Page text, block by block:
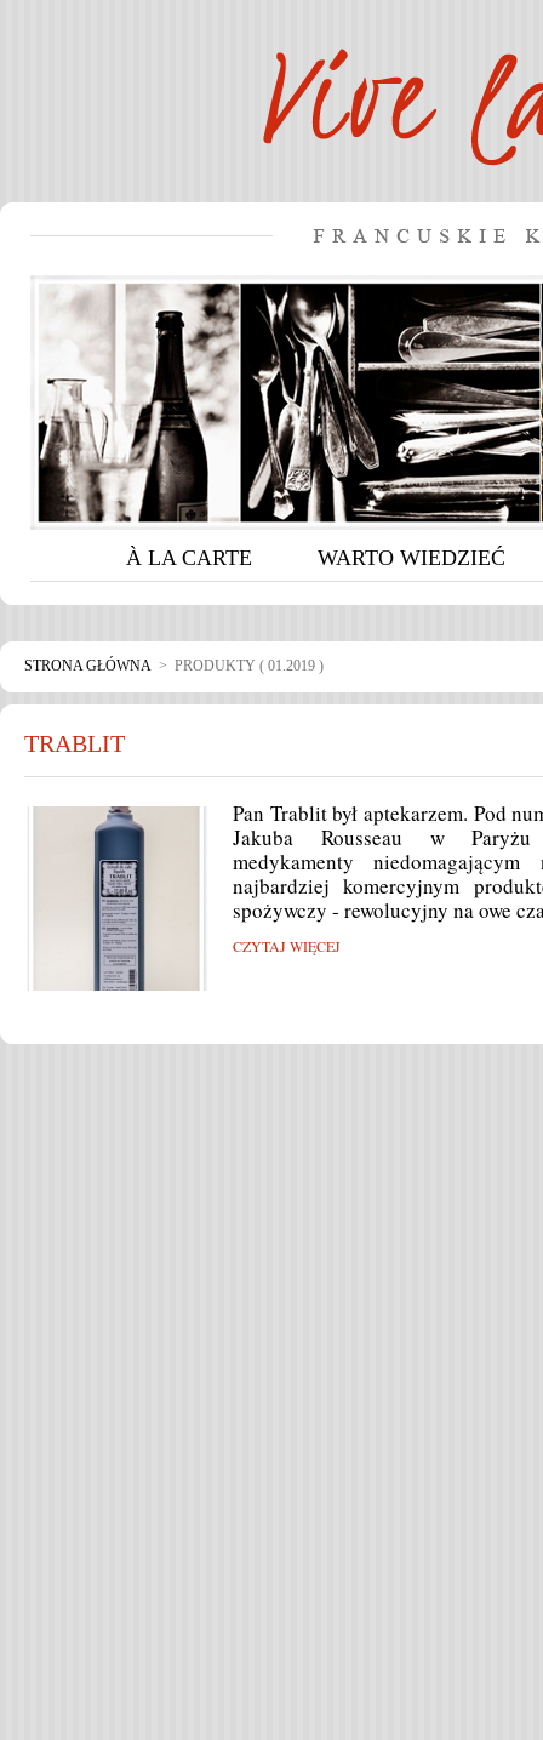
À LA CARTE WARTO WIEDZIEĆ
STRONA GŁÓWNA > PRODUKTY ( 01.2019 )
TRABLIT
Pan Trablit był aptekarzem. Pod
Jakuba Rousseau w Paryżu
medykamenty
najbardziej komercyjnym
spożywczy - rewolucyjny na owe
CZYTAJ WIĘCEJ